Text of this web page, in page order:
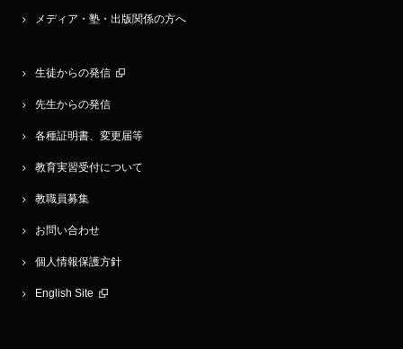
メディア・塾・出版関係の方へ
生徒からの発信
先生からの発信
各種証明書、変更届等
教育実習受付について
教職員募集
お問い合わせ
個人情報保護方針
English Site